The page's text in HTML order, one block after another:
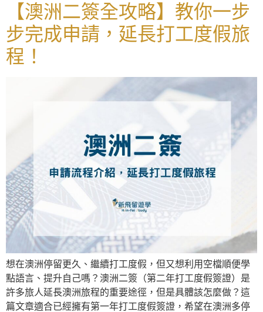
【澳洲二簽全攻略】教你一步
步完成申請，延長打工度假旅
程！
想在澳洲停留更久、繼續打工度假，但又想利用空檔順便學
點語言、提升自己嗎？澳洲二簽（第二年打工度假簽證）是
許多旅人延長澳洲旅程的重要途徑，但是具體該怎麼做？這
篇文章適合已經擁有第一年打工度假簽證，希望在澳洲多停